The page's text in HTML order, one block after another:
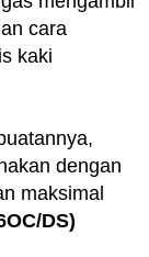
cara
kaki
dengan
maksimal
DS)